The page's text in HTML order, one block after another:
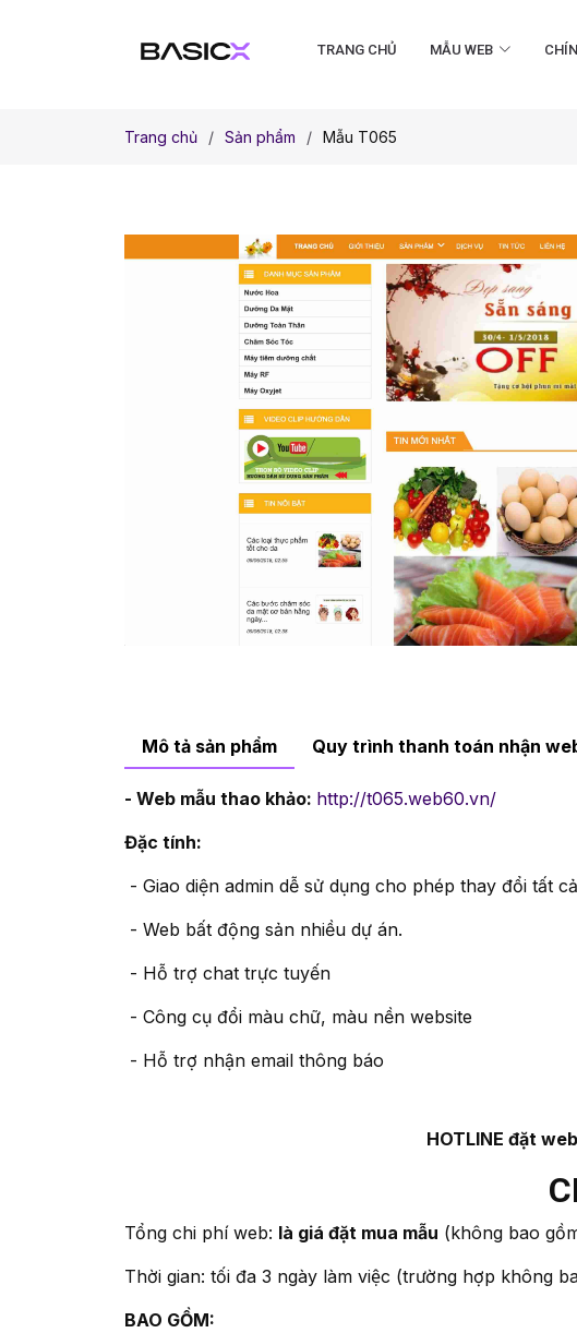
TRANG CHỦ MẪU WEB
Trang chủ Sản phẩm Mẫu T065
Mô tả sản phẩm Quy trình thanh toán nhận
- Web mẫu thao khảo: http://t065.web60.vn/
Đặc tính:
- Giao diện admin dễ sử dụng cho phép thay đổi tất
- Web bất động sản nhiều dự án.
- Hỗ trợ chat trực tuyến
- Công cụ đổi màu chữ, màu nền website
- Hỗ trợ nhận email thông báo
HOTLINE đặt
Tổng chi phí web: là giá đặt mua mẫu (không bao
Thời gian: tối đa 3 ngày làm việc (trường hợp không
BAO GỒM: